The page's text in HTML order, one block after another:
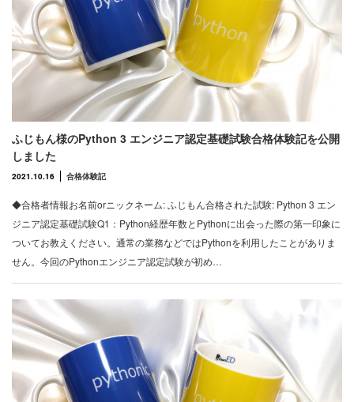
ふじもん様のPython 3 エンジニア認定基礎試験合格体験記を公開
しました
2021.10.16 合格体験記
◆合格者情報お名前orニックネーム: ふじもん合格された試験: Python 3 エン
ジニア認定基礎試験Q1：Python経歴年数とPythonに出会った際の第一印象に
ついてお教えください。通常の業務などではPythonを利用したことがありま
せん。今回のPythonエンジニア認定試験が初め…